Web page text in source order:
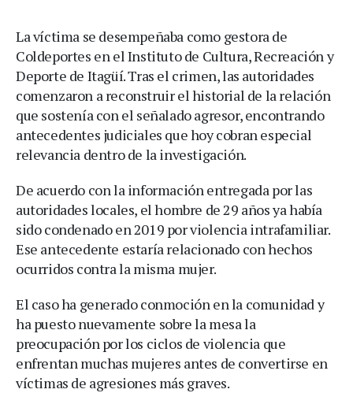
La víctima se desempeñaba como gestora de
Coldeportes en el Instituto de Cultura, Recreación y
Deporte de Itagüí. Tras el crimen, las autoridades
comenzaron a reconstruir el historial de la relación
que sostenía con el señalado agresor, encontrando
antecedentes judiciales que hoy cobran especial
relevancia dentro de la investigación.
De acuerdo con la información entregada por las
autoridades locales, el hombre de 29 años ya había
sido condenado en 2019 por violencia intrafamiliar.
Ese antecedente estaría relacionado con hechos
ocurridos contra la misma mujer.
El caso ha generado conmoción en la comunidad y
ha puesto nuevamente sobre la mesa la
preocupación por los ciclos de violencia que
enfrentan muchas mujeres antes de convertirse en
víctimas de agresiones más graves.